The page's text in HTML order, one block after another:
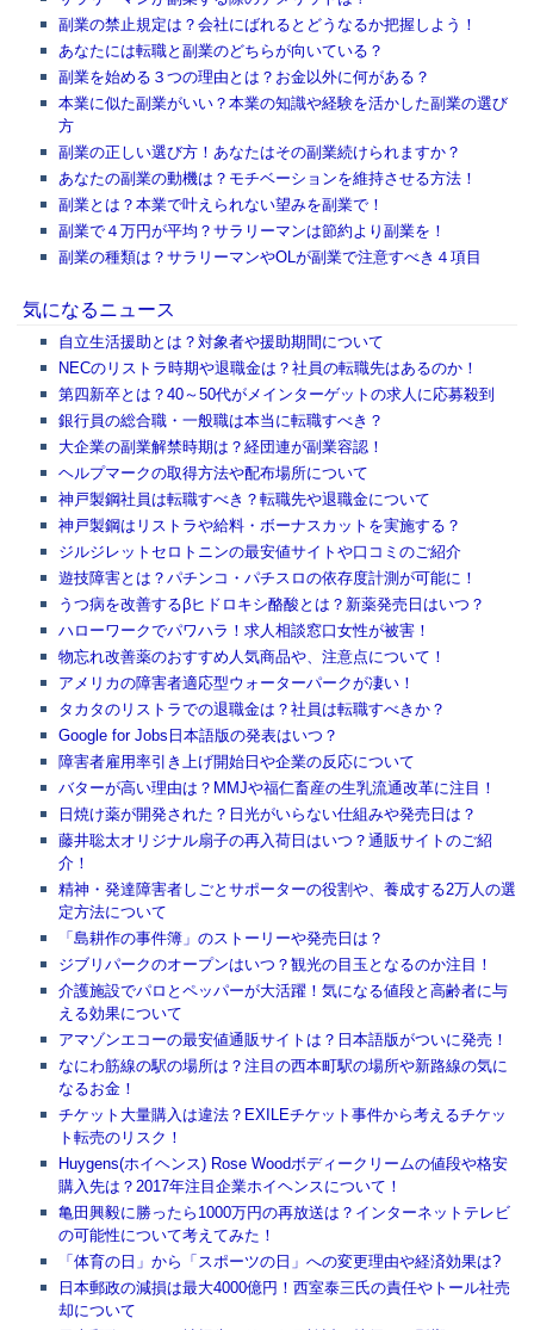
副業の禁止規定は？会社にばれるとどうなるか把握しよう！
あなたには転職と副業のどちらが向いている？
副業を始める３つの理由とは？お金以外に何がある？
本業に似た副業がいい？本業の知識や経験を活かした副業の選び
方
副業の正しい選び方！あなたはその副業続けられますか？
あなたの副業の動機は？モチベーションを維持させる方法！
副業とは？本業で叶えられない望みを副業で！
副業で４万円が平均？サラリーマンは節約より副業を！
副業の種類は？サラリーマンやOLが副業で注意すべき４項目
気になるニュース
自立生活援助とは？対象者や援助期間について
NECのリストラ時期や退職金は？社員の転職先はあるのか！
第四新卒とは？40～50代がメインターゲットの求人に応募殺到
銀行員の総合職・一般職は本当に転職すべき？
大企業の副業解禁時期は？経団連が副業容認！
ヘルプマークの取得方法や配布場所について
神戸製鋼社員は転職すべき？転職先や退職金について
神戸製鋼はリストラや給料・ボーナスカットを実施する？
ジルジレットセロトニンの最安値サイトや口コミのご紹介
遊技障害とは？パチンコ・パチスロの依存度計測が可能に！
うつ病を改善するβヒドロキシ酪酸とは？新薬発売日はいつ？
ハローワークでパワハラ！求人相談窓口女性が被害！
物忘れ改善薬のおすすめ人気商品や、注意点について！
アメリカの障害者適応型ウォーターパークが凄い！
タカタのリストラでの退職金は？社員は転職すべきか？
Google for Jobs日本語版の発表はいつ？
障害者雇用率引き上げ開始日や企業の反応について
バターが高い理由は？MMJや福仁畜産の生乳流通改革に注目！
日焼け薬が開発された？日光がいらない仕組みや発売日は？
藤井聡太オリジナル扇子の再入荷日はいつ？通販サイトのご紹
介！
精神・発達障害者しごとサポーターの役割や、養成する2万人の選
定方法について
「島耕作の事件簿」のストーリーや発売日は？
ジブリパークのオープンはいつ？観光の目玉となるのか注目！
介護施設でパロとペッパーが大活躍！気になる値段と高齢者に与
える効果について
アマゾンエコーの最安値通販サイトは？日本語版がついに発売！
なにわ筋線の駅の場所は？注目の西本町駅の場所や新路線の気に
なるお金！
チケット大量購入は違法？EXILEチケット事件から考えるチケッ
ト転売のリスク！
Huygens(ホイヘンス) Rose Woodボディークリームの値段や格安
購入先は？2017年注目企業ホイヘンスについて！
亀田興毅に勝ったら1000万円の再放送は？インターネットテレビ
の可能性について考えてみた！
「体育の日」から「スポーツの日」への変更理由や経済効果は?
日本郵政の減損は最大4000億円！西室泰三氏の責任やトール社売
却について